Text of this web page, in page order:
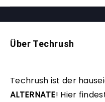
Über Techrush
Techrush ist der
ALTERNATE! Hier